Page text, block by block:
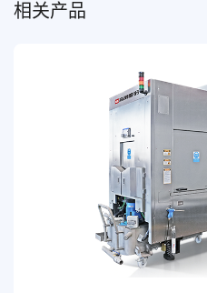
相关产品